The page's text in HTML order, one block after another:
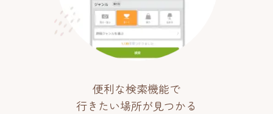
便利な検索機能で
行きたい場所が見つかる